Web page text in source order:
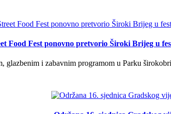
Food Fest ponovno pretvorio Široki Brijeg u
glazbenim i zabavnim programom u Parku